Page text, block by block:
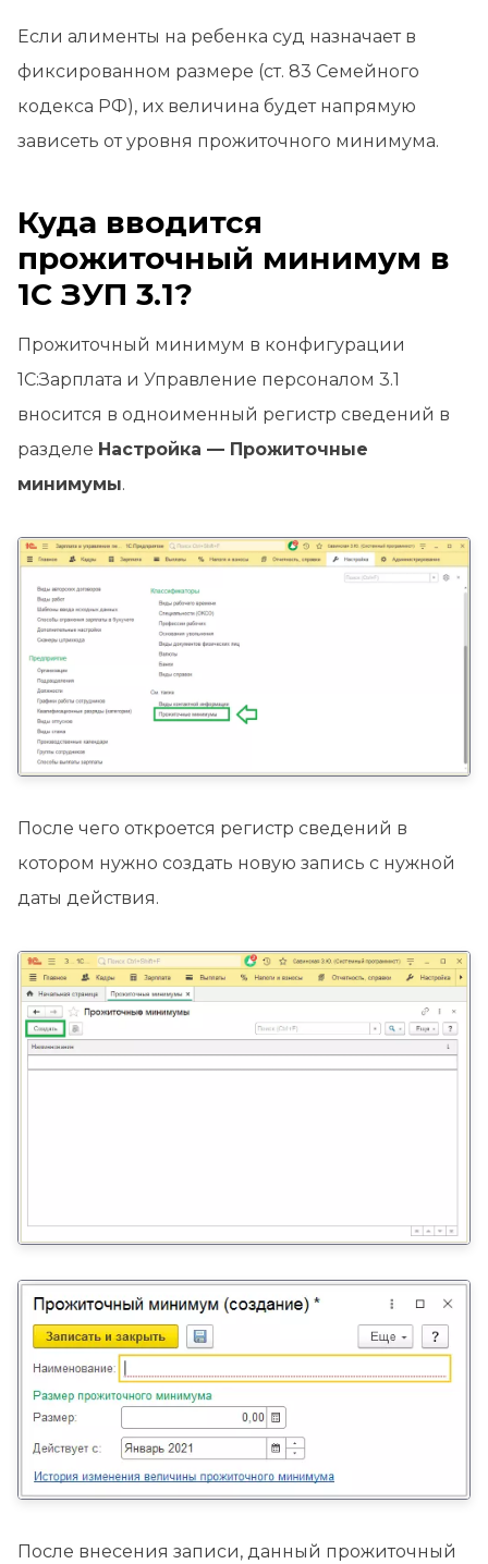
Если алименты на ребенка суд назначает в
фиксированном размере (ст. 83 Семейного
кодекса РФ), их величина будет напрямую
зависеть от уровня прожиточного минимума.
Куда вводится
прожиточный минимум в
1С ЗУП 3.1?
Прожиточный минимум в конфигурации
1С:Зарплата и Управление персоналом 3.1
вносится в одноименный регистр сведений в
разделе Настройка — Прожиточные
минимумы.
После чего откроется регистр сведений в
котором нужно создать новую запись с нужной
даты действия.
После внесения записи, данный прожиточный